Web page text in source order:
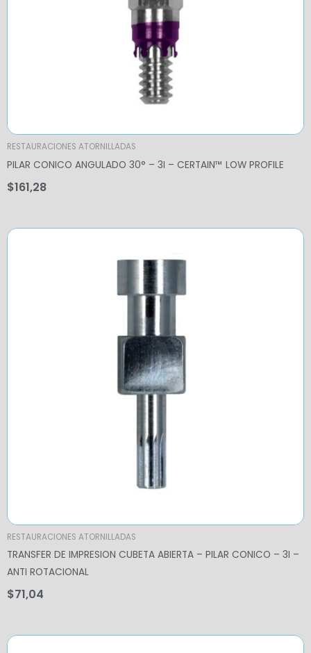
RESTAURACIONES ATORNILLADAS
PILAR CONICO ANGULADO 30° – 3I – CERTAIN™ LOW PROFILE
$161,28
RESTAURACIONES ATORNILLADAS
TRANSFER DE IMPRESION CUBETA ABIERTA – PILAR CONICO – 3I –
ANTI ROTACIONAL
$71,04